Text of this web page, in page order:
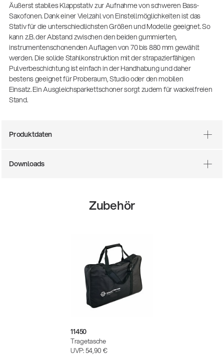
Äußerst stabiles Klappstativ zur Aufnahme von schweren Bass-
Saxofonen. Dank einer Vielzahl von Einstellmöglichkeiten ist das
Stativ für die unterschiedlichsten Größen und Modelle geeignet. So
kann z.B. der Abstand zwischen den beiden gummierten,
instrumentenschonenden Auflagen von 70 bis 880 mm gewählt
werden. Die solide Stahlkonstruktion mit der strapazierfähigen
Pulverbeschichtung ist einfach in der Handhabung und daher
bestens geeignet für Proberaum, Studio oder den mobilen
Einsatz. Ein Ausgleichsparkettschoner sorgt zudem für wackelfreien
Stand.
Produktdaten
Downloads
Zubehör
11450
Tragetasche
UVP:54,90 €